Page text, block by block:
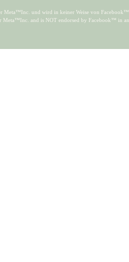
Meta™Inc. und wird in keiner Weise von
Meta™Inc. and is NOT endorsed by Facebook™ in